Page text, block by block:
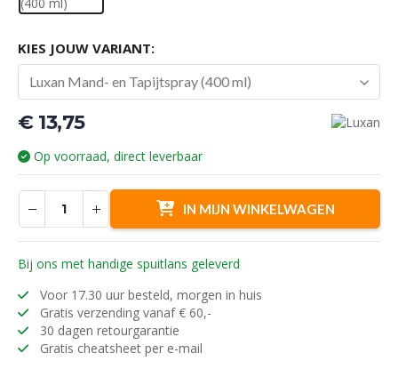
KIES JOUW VARIANT:
Luxan Mand- en Tapijtspray (400 ml)
€13,75
Op voorraad, direct leverbaar
IN MIJN WINKELWAGEN
Bij ons met handige spuitlans geleverd
Voor 17.30 uur besteld, morgen in huis
Gratis verzending vanaf € 60,-
30 dagen retourgarantie
Gratis cheatsheet per e-mail